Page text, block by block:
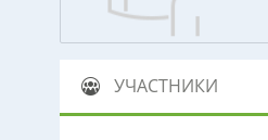
УЧАСТНИКИ